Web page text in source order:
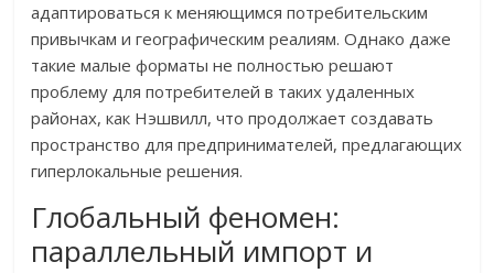
адаптироваться к меняющимся потребительским
привычкам и географическим реалиям. Однако даже
такие малые форматы не полностью решают
проблему для потребителей в таких удаленных
районах, как Нэшвилл, что продолжает создавать
пространство для предпринимателей, предлагающих
гиперлокальные решения.
Глобальный феномен:
параллельный импорт и